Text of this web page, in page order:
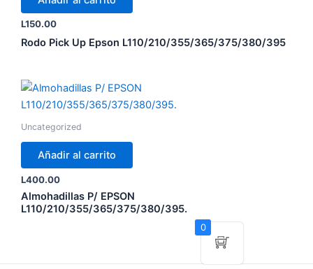
L150.00
Rodo Pick Up Epson L110/210/355/365/375/380/395
Uncategorized
Añadir al carrito
L400.00
Almohadillas P/ EPSON
L110/210/355/365/375/380/395.
0